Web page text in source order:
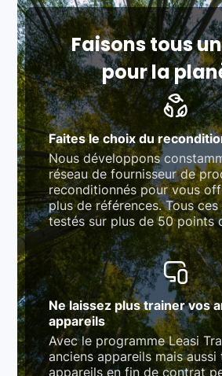
fonction des produits)
Respect des normes RAEE,
référentiel QualiRepar
Faisons tous
pour la
Faites le choix du
Nous développons
réseau de fournisseur de
reconditionnés pour vous
plus de références. Tous
testés sur plus de 50 points
Ne laissez plus trainer vos
appareils
Avec le programme Leasi
anciens appareils mais
appareils en fin de contrat